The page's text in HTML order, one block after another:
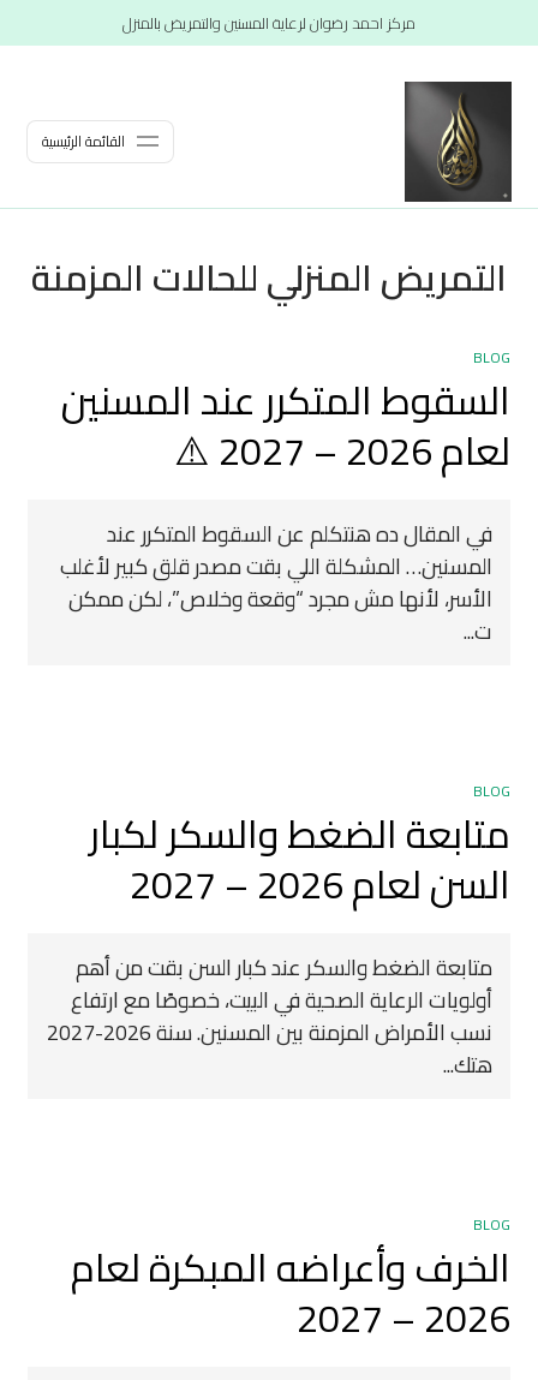
مركز احمد رضوان لرعاية المسنين والتمريض بالمنزل
القائمة الرئيسية
التمريض المنزلي للحالات المزمنة
BLOG
السقوط المتكرر عند المسنين
لعام 2026 – 2027 ⚠️
في المقال ده هنتكلم عن السقوط المتكرر عند
المسنين… المشكلة اللي بقت مصدر قلق كبير لأغلب
الأسر، لأنها مش مجرد “وقعة وخلاص”، لكن ممكن
ت...
BLOG
متابعة الضغط والسكر لكبار
السن لعام 2026 – 2027
متابعة الضغط والسكر عند كبار السن بقت من أهم
أولويات الرعاية الصحية في البيت، خصوصًا مع ارتفاع
نسب الأمراض المزمنة بين المسنين. سنة 2026-2027
هتك...
BLOG
الخرف وأعراضه المبكرة لعام
2026 – 2027